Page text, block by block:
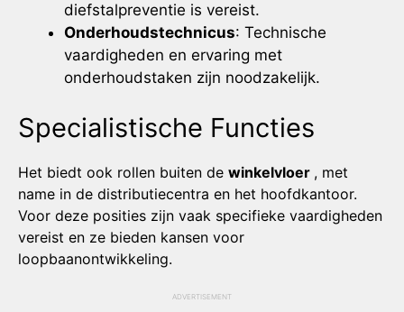
diefstalpreventie is vereist.
Onderhoudstechnicus: Technische
vaardigheden en ervaring met
onderhoudstaken zijn noodzakelijk.
Specialistische Functies
Het biedt ook rollen buiten de winkelvloer , met
name in de distributiecentra en het hoofdkantoor.
Voor deze posities zijn vaak specifieke vaardigheden
vereist en ze bieden kansen voor
loopbaanontwikkeling.
ADVERTISEMENT